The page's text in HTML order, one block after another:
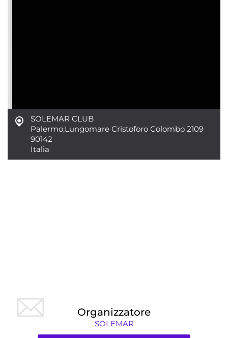
SOLEMAR CLUB
Palermo,Lungomare Cristoforo Colombo 2109
90142
Italia
Organizzatore
SOLEMAR